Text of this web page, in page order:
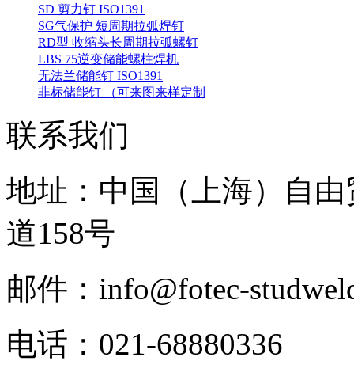
SD 剪力钉 ISO1391
SG气保护 短周期拉弧焊钉
RD型 收缩头长周期拉弧螺钉
LBS 75逆变储能螺柱焊机
无法兰储能钉 ISO1391
非标储能钉 （可来图来样定制
联系我们
地址：中国（上海）自
道158号
邮件：info@fotec-
电话：021-68880336